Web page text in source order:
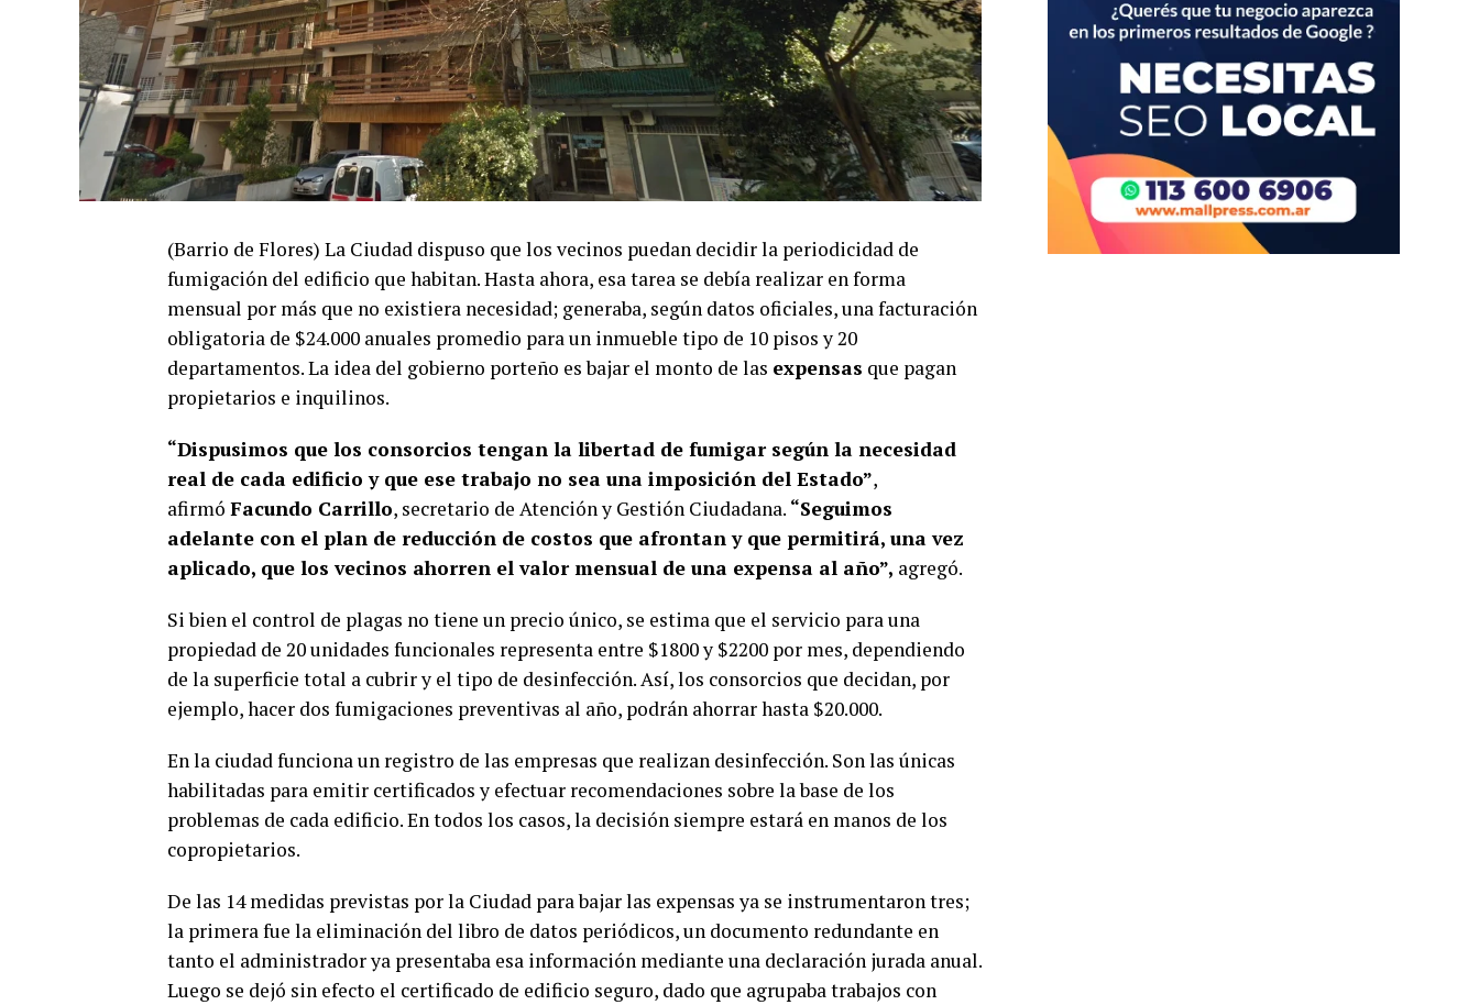
(Barrio de Flores) La Ciudad dispuso que los vecinos puedan decidir la periodicidad de
fumigación del edificio que habitan. Hasta ahora, esa tarea se debía realizar en forma
mensual por más que no existiera necesidad; generaba, según datos oficiales, una facturación
obligatoria de $24.000 anuales promedio para un inmueble tipo de 10 pisos y 20
departamentos. La idea del gobierno porteño es bajar el monto de las expensas que pagan
propietarios e inquilinos.
“Dispusimos que los consorcios tengan la libertad de fumigar según la necesidad
real de cada edificio y que ese trabajo no sea una imposición del Estado”,
afirmó Facundo Carrillo, secretario de Atención y Gestión Ciudadana. “Seguimos
adelante con el plan de reducción de costos que afrontan y que permitirá, una vez
aplicado, que los vecinos ahorren el valor mensual de una expensa al año”, agregó.
Si bien el control de plagas no tiene un precio único, se estima que el servicio para una
propiedad de 20 unidades funcionales representa entre $1800 y $2200 por mes, dependiendo
de la superficie total a cubrir y el tipo de desinfección. Así, los consorcios que decidan, por
ejemplo, hacer dos fumigaciones preventivas al año, podrán ahorrar hasta $20.000.
En la ciudad funciona un registro de las empresas que realizan desinfección. Son las únicas
habilitadas para emitir certificados y efectuar recomendaciones sobre la base de los
problemas de cada edificio. En todos los casos, la decisión siempre estará en manos de los
copropietarios.
De las 14 medidas previstas por la Ciudad para bajar las expensas ya se instrumentaron tres;
la primera fue la eliminación del libro de datos periódicos, un documento redundante en
tanto el administrador ya presentaba esa información mediante una declaración jurada anual.
Luego se dejó sin efecto el certificado de edificio seguro, dado que agrupaba trabajos con